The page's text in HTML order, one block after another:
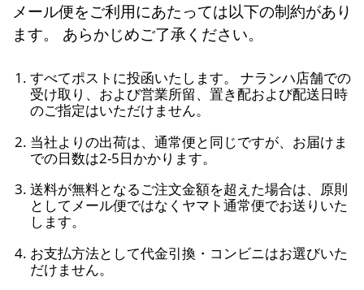
メール便をご利用にあたっては以下の制約があり
ます。 あらかじめご了承ください。
すべてポストに投函いたします。 ナランハ店舗での
受け取り、および営業所留、置き配および配送日時
のご指定はいただけません。
当社よりの出荷は、通常便と同じですが、お届けま
での日数は2-5日かかります。
送料が無料となるご注文金額を超えた場合は、原則
としてメール便ではなくヤマト通常便でお送りいた
します。
お支払方法として代金引換・コンビニはお選びいた
だけません。